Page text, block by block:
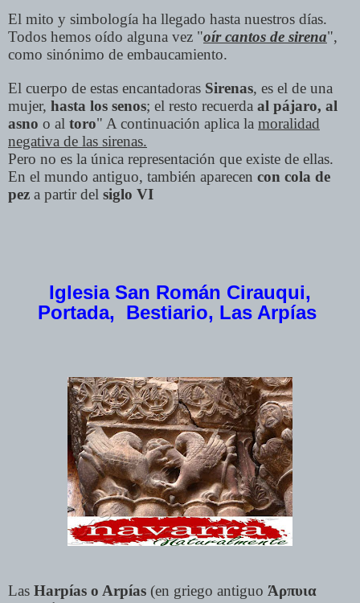
El mito y simbología ha llegado hasta nuestros días.
Todos hemos oído alguna vez "oír cantos de sirena",
como sinónimo de embaucamiento.
El cuerpo de estas encantadoras Sirenas, es el de una
mujer, hasta los senos; el resto recuerda al pájaro, al
asno o al toro" A continuación aplica la moralidad
negativa de las sirenas.
Pero no es la única representación que existe de ellas.
En el mundo antiguo, también aparecen con cola de
pez a partir del siglo VI
Iglesia San Román Cirauqui,
Portada, Bestiario, Las Arpías
Las Harpías o Arpías (en griego antiguo Άρπυια